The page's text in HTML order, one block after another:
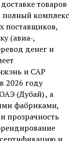
товаров
комплекс
поставщиков,
(авиа-,
денег и
и САР
2026 году
(Дубай) , а
фабриками,
прозрачность